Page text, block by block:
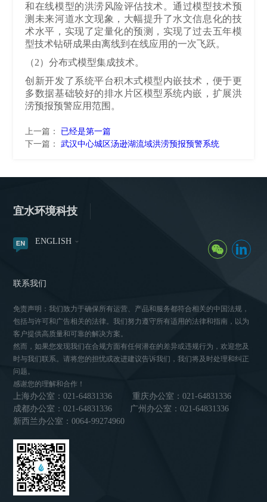
和在线模型的洪涝风险评估技术。通过模型技术预
测未来河道水文现象，大幅提升了水文信息化的技
术水平，实现了定量化的预测，实现了过去五年模
型技术钻研成果由离线到在线应用的一次飞跃。
（2）分布式模型集成技术。
创新开发了系统平台积木式模型内嵌技术，便于更
多数据基础较好的排水片区模型系统内嵌，扩展洪
涝预报预警应用范围。
上一篇：
已经是第一篇
下一篇：
武汉中心城区汤逊湖流域洪涝预报预警系统
宜水环境科技
ENGLISH
联系我们
免责声明：我们致力于确保所有运营、产品和服务都符合相关的中国法规，
包括与许可和广告相关的法律。我们努力遵守所有适用的法律和指南，以为
客户提供高质量和可靠的解决方案。
然而，如果您发现我们在合规方面有任何潜在的差异或违规行为，欢迎您及
时与我们联系。请将您的担忧或改进建议告诉我们，我们将及时处理和纠正
问题。
感谢您的理解和合作！
上海办公室：021-64831336
重庆办公室：021-64831336
成都办公室：021-64831336
广州办公室：021-64831336
新西兰办公室：0064-99274960